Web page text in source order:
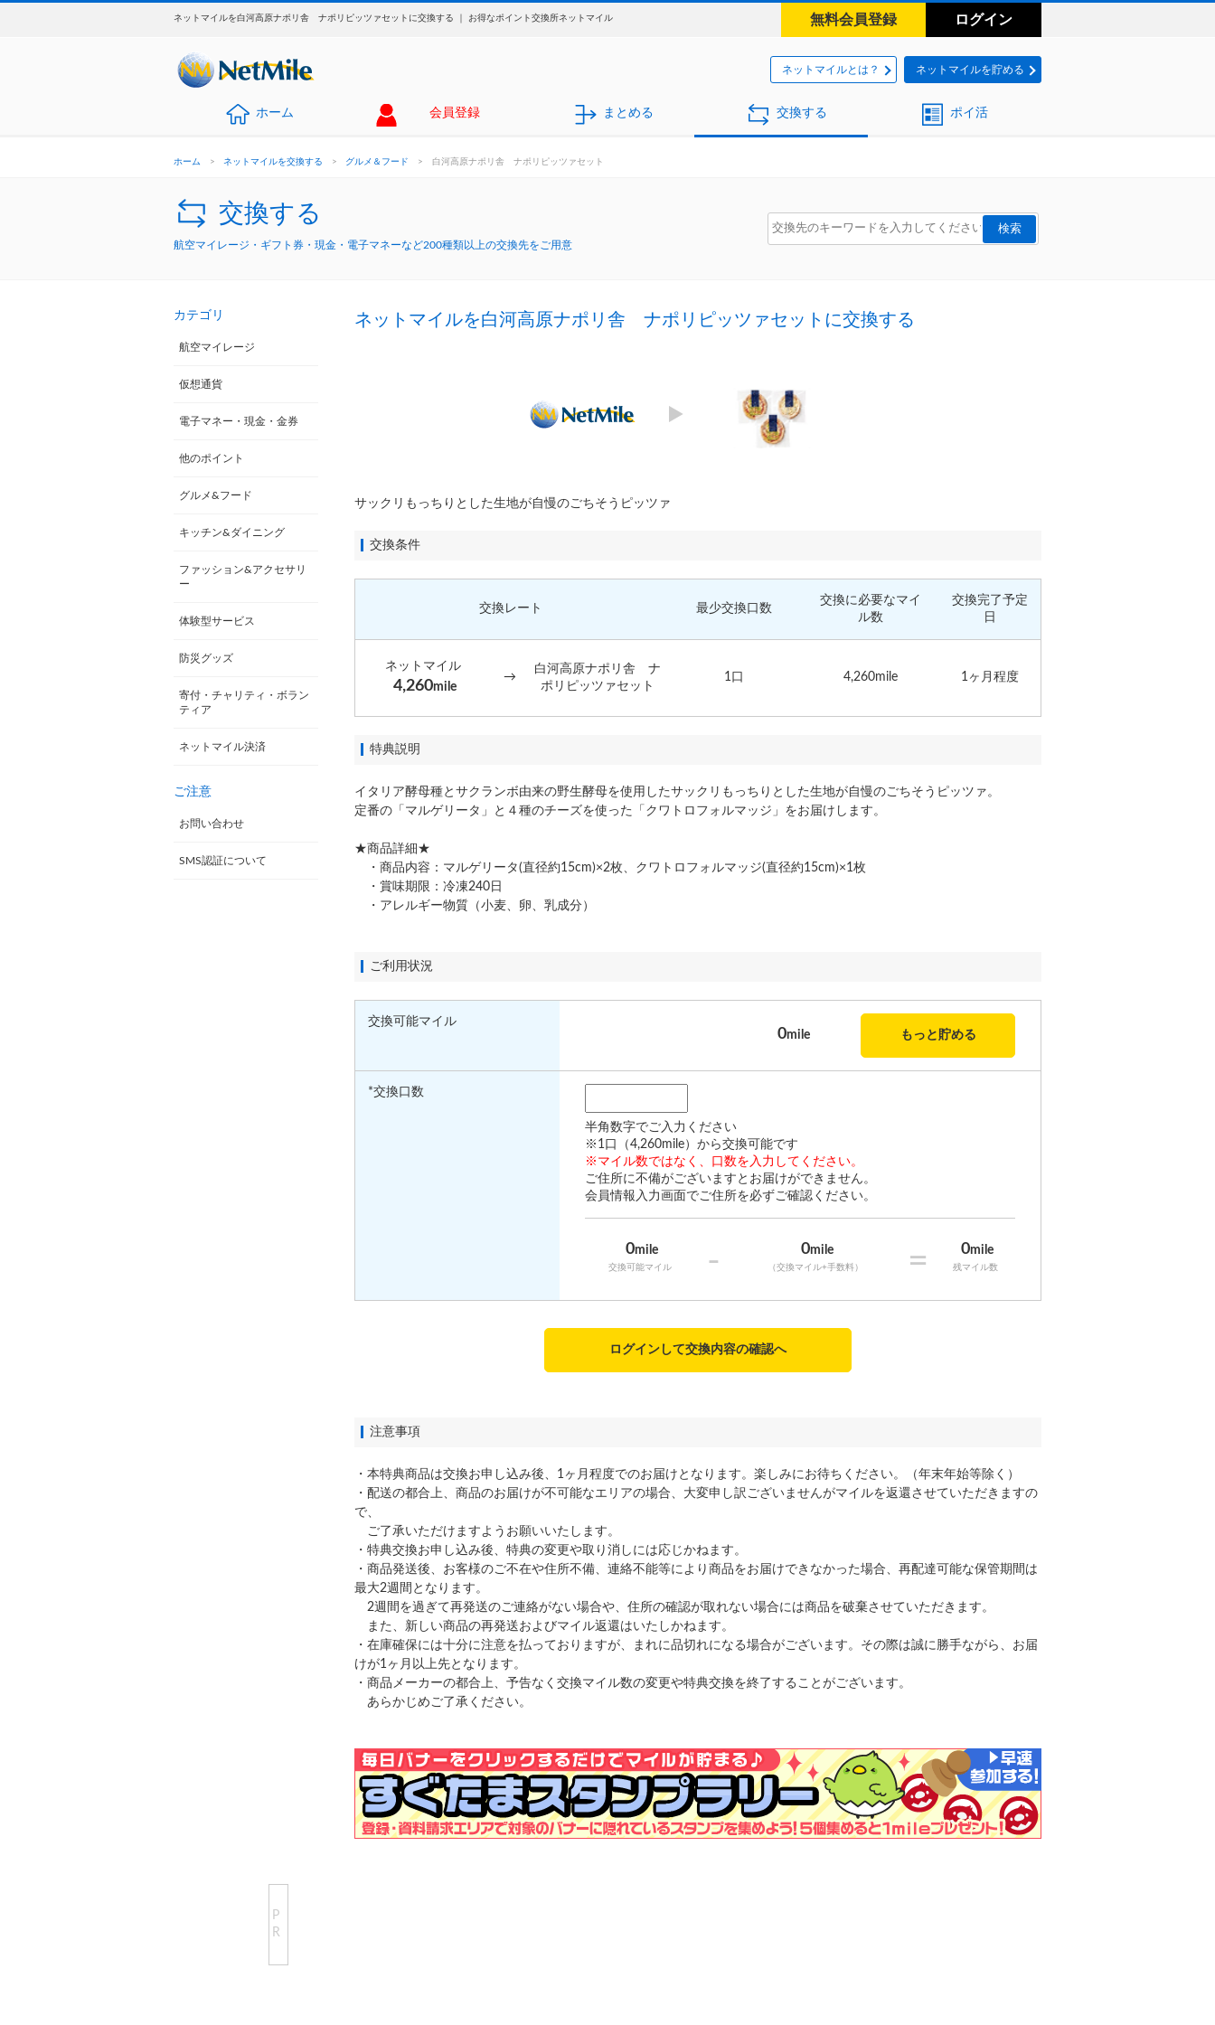
ネットマイルを白河高原ナポリ舎 ナポリピッツァセットに交換する ｜ お得なポイント交換所ネットマイル 無料会員登録 ログイン
ネットマイルとは？ ネットマイルを貯める
ホーム 会員登録 まとめる 交換する ポイ活
ホーム > ネットマイルを交換する > グルメ＆フード > 白河高原ナポリ舎 ナポリピッツァセット
交換する
航空マイレージ・ギフト券・現金・電子マネーなど200種類以上の交換先をご用意
カテゴリ
航空マイレージ
仮想通貨
電子マネー・現金・金券
他のポイント
グルメ&フード
キッチン&ダイニング
ファッション&アクセサリ
ー
体験型サービス
防災グッズ
寄付・チャリティ・ボラン
ティア
ネットマイル決済
ご注意
お問い合わせ
SMS認証について
ネットマイルを白河高原ナポリ舎 ナポリピッツァセットに交換する
サックリもっちりとした生地が自慢のごちそうピッツァ
交換条件
交換レート 最少交換口数
交換に必要なマイ
ル数
交換完了予定
日
ネットマイル
4,260mile
→
白河高原ナポリ舎 ナ
ポリピッツァセット
1口 4,260mile 1ヶ月程度
特典説明
イタリア酵母種とサクランボ由来の野生酵母を使用したサックリもっちりとした生地が自慢のごちそうピッツァ。
定番の「マルゲリータ」と４種のチーズを使った「クワトロフォルマッジ」をお届けします。
★商品詳細★
・商品内容：マルゲリータ(直径約15cm)×2枚、クワトロフォルマッジ(直径約15cm)×1枚
・賞味期限：冷凍240日
・アレルギー物質（小麦、卵、乳成分）
ご利用状況
交換可能マイル
0mile もっと貯める
*交換口数
半角数字でご入力ください
※1口（4,260mile）から交換可能です
※マイル数ではなく、口数を入力してください。
ご住所に不備がございますとお届けができません。
会員情報入力画面でご住所を必ずご確認ください。
0mile
交換可能マイル - 0mile
（交換マイル+手数料） = 0mile
残マイル数
ログインして交換内容の確認へ
注意事項
・本特典商品は交換お申し込み後、1ヶ月程度でのお届けとなります。楽しみにお待ちください。（年末年始等除く）
・配送の都合上、商品のお届けが不可能なエリアの場合、大変申し訳ございませんがマイルを返還させていただきますの
で、
ご了承いただけますようお願いいたします。
・特典交換お申し込み後、特典の変更や取り消しには応じかねます。
・商品発送後、お客様のご不在や住所不備、連絡不能等により商品をお届けできなかった場合、再配達可能な保管期間は
最大2週間となります。
2週間を過ぎて再発送のご連絡がない場合や、住所の確認が取れない場合には商品を破棄させていただきます。
また、新しい商品の再発送およびマイル返還はいたしかねます。
・在庫確保には十分に注意を払っておりますが、まれに品切れになる場合がございます。その際は誠に勝手ながら、お届
けが1ヶ月以上先となります。
・商品メーカーの都合上、予告なく交換マイル数の変更や特典交換を終了することがございます。
あらかじめご了承ください。
P
R